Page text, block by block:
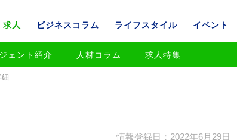
求人 ビジネスコラム ライフスタイル イベント
ェント紹介 人材コラム 求人特集
細
情報登録日：2022年6月29日